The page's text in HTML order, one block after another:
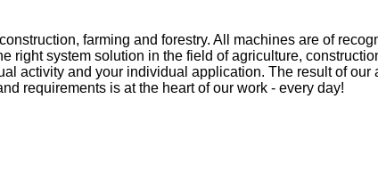
farming and forestry. All machines are of
right system solution in the field of agriculture,
activity and your individual application. The result of
requirements is at the heart of our work - every day!